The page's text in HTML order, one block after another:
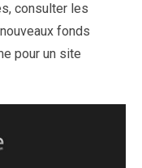
consulter les
fonds
pour un site